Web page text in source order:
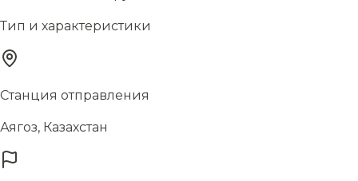
Тип и характеристики
Станция отправления
Аягоз, Казахстан